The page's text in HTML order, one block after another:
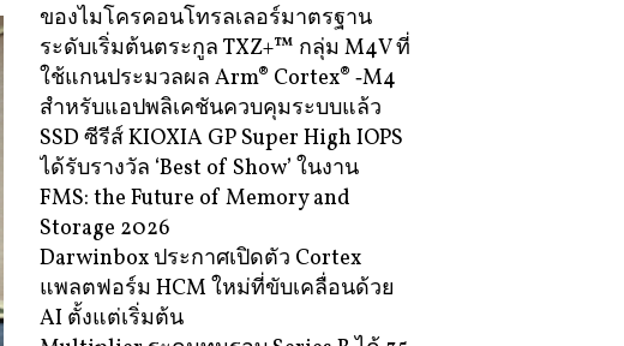
ของไมโครคอนโทรลเลอร์มาตรฐาน
ระดับเริ่มต้นตระกูล TXZ+™ กลุ่ม M4V ที่
ใช้แกนประมวลผล Arm® Cortex® ‑M4
สำหรับแอปพลิเคชันควบคุมระบบแล้ว
SSD ซีรีส์ KIOXIA GP Super High IOPS
ได้รับรางวัล ‘Best of Show’ ในงาน
FMS: the Future of Memory and
Storage 2026
Darwinbox ประกาศเปิดตัว Cortex
แพลตฟอร์ม HCM ใหม่ที่ขับเคลื่อนด้วย
AI ตั้งแต่เริ่มต้น